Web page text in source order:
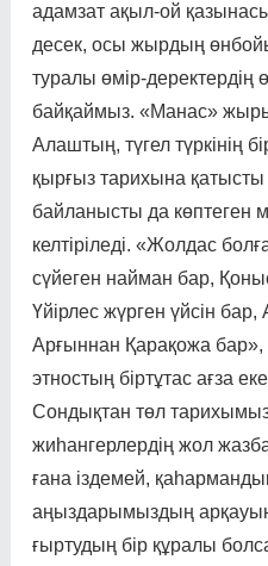
адамзат ақыл-ой
десек, осы жырдың
туралы өмір-деректердің
байқаймыз. «Манас»
Алаштың, түгел түр­кі­нің
қырғыз тарихына қатысты
байланысты да көптеген
келтіріледі. «Жолдас
сүйеген найман бар,
Үйірлес жүрген үйсін
Арғыннан Қарақожа бар»,
этностың біртұтас ағза
Сондықтан төл
жиһангерлердің жол
ғана іздемей,
аңыздарымыздың
ғыр­тудың бір құралы